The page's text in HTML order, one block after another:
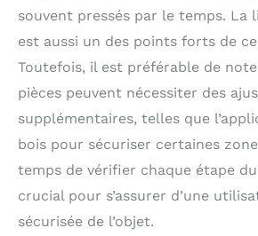
souvent pressés par le temps. La
est aussi un des points forts de
Toutefois, il est préférable de
pièces peuvent nécessiter des
supplémentaires, telles que
bois pour sécuriser certaines
temps de vérifier chaque étape du
crucial pour s’assurer d’une
sécurisée de l’objet.